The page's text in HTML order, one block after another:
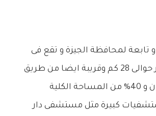
و تابعة لمحافظة الجيزة و تقع فى
موقع مميز حيث تبعد عن ميدان لبنان حوالى 20 كم و تبعد عن ميدان التحرير حوالى 28 كم وقريبة ايضا من طريق
مصر اسكندرية الصحراوى وتبلغ مساحة مدينة الشيخ زايد حوالى 9500 فدان و 40% من المساحة الكلية
كبيرة مثل مستشفى دار